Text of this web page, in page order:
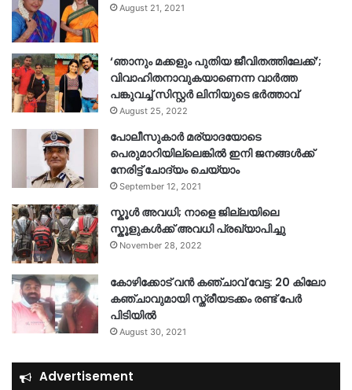
August 21, 2021
‘ഞാനും മക്കളും പുതിയ ജീവിതത്തിലേക്ക്’;
വിവാഹിതനാവുകയാണെന്ന വാർത്ത
പങ്കുവച്ച് സിസ്റ്റർ ലിനിയുടെ ഭർത്താവ്
August 25, 2022
പോലീസുകാര്‍ മര്യാദയോടെ
പെരുമാറിയില്ലെങ്കില്‍ ഇനി ജനങ്ങള്‍ക്ക്
നേരിട്ട് ചോദ്യം ചെയ്യാം
September 12, 2021
സ്കൂൾ അവധി; നാളെ ജില്ലയിലെ
സ്കൂളുകൾക്ക് അവധി പ്രഖ്യാപിച്ചു
November 28, 2022
കോഴിക്കോട് വൻ കഞ്ചാവ് വേട്ട: 20 കിലോ
കഞ്ചാവുമായി സ്ത്രീയടക്കം രണ്ട് പേർ
പിടിയിൽ
August 30, 2021
Advertisement